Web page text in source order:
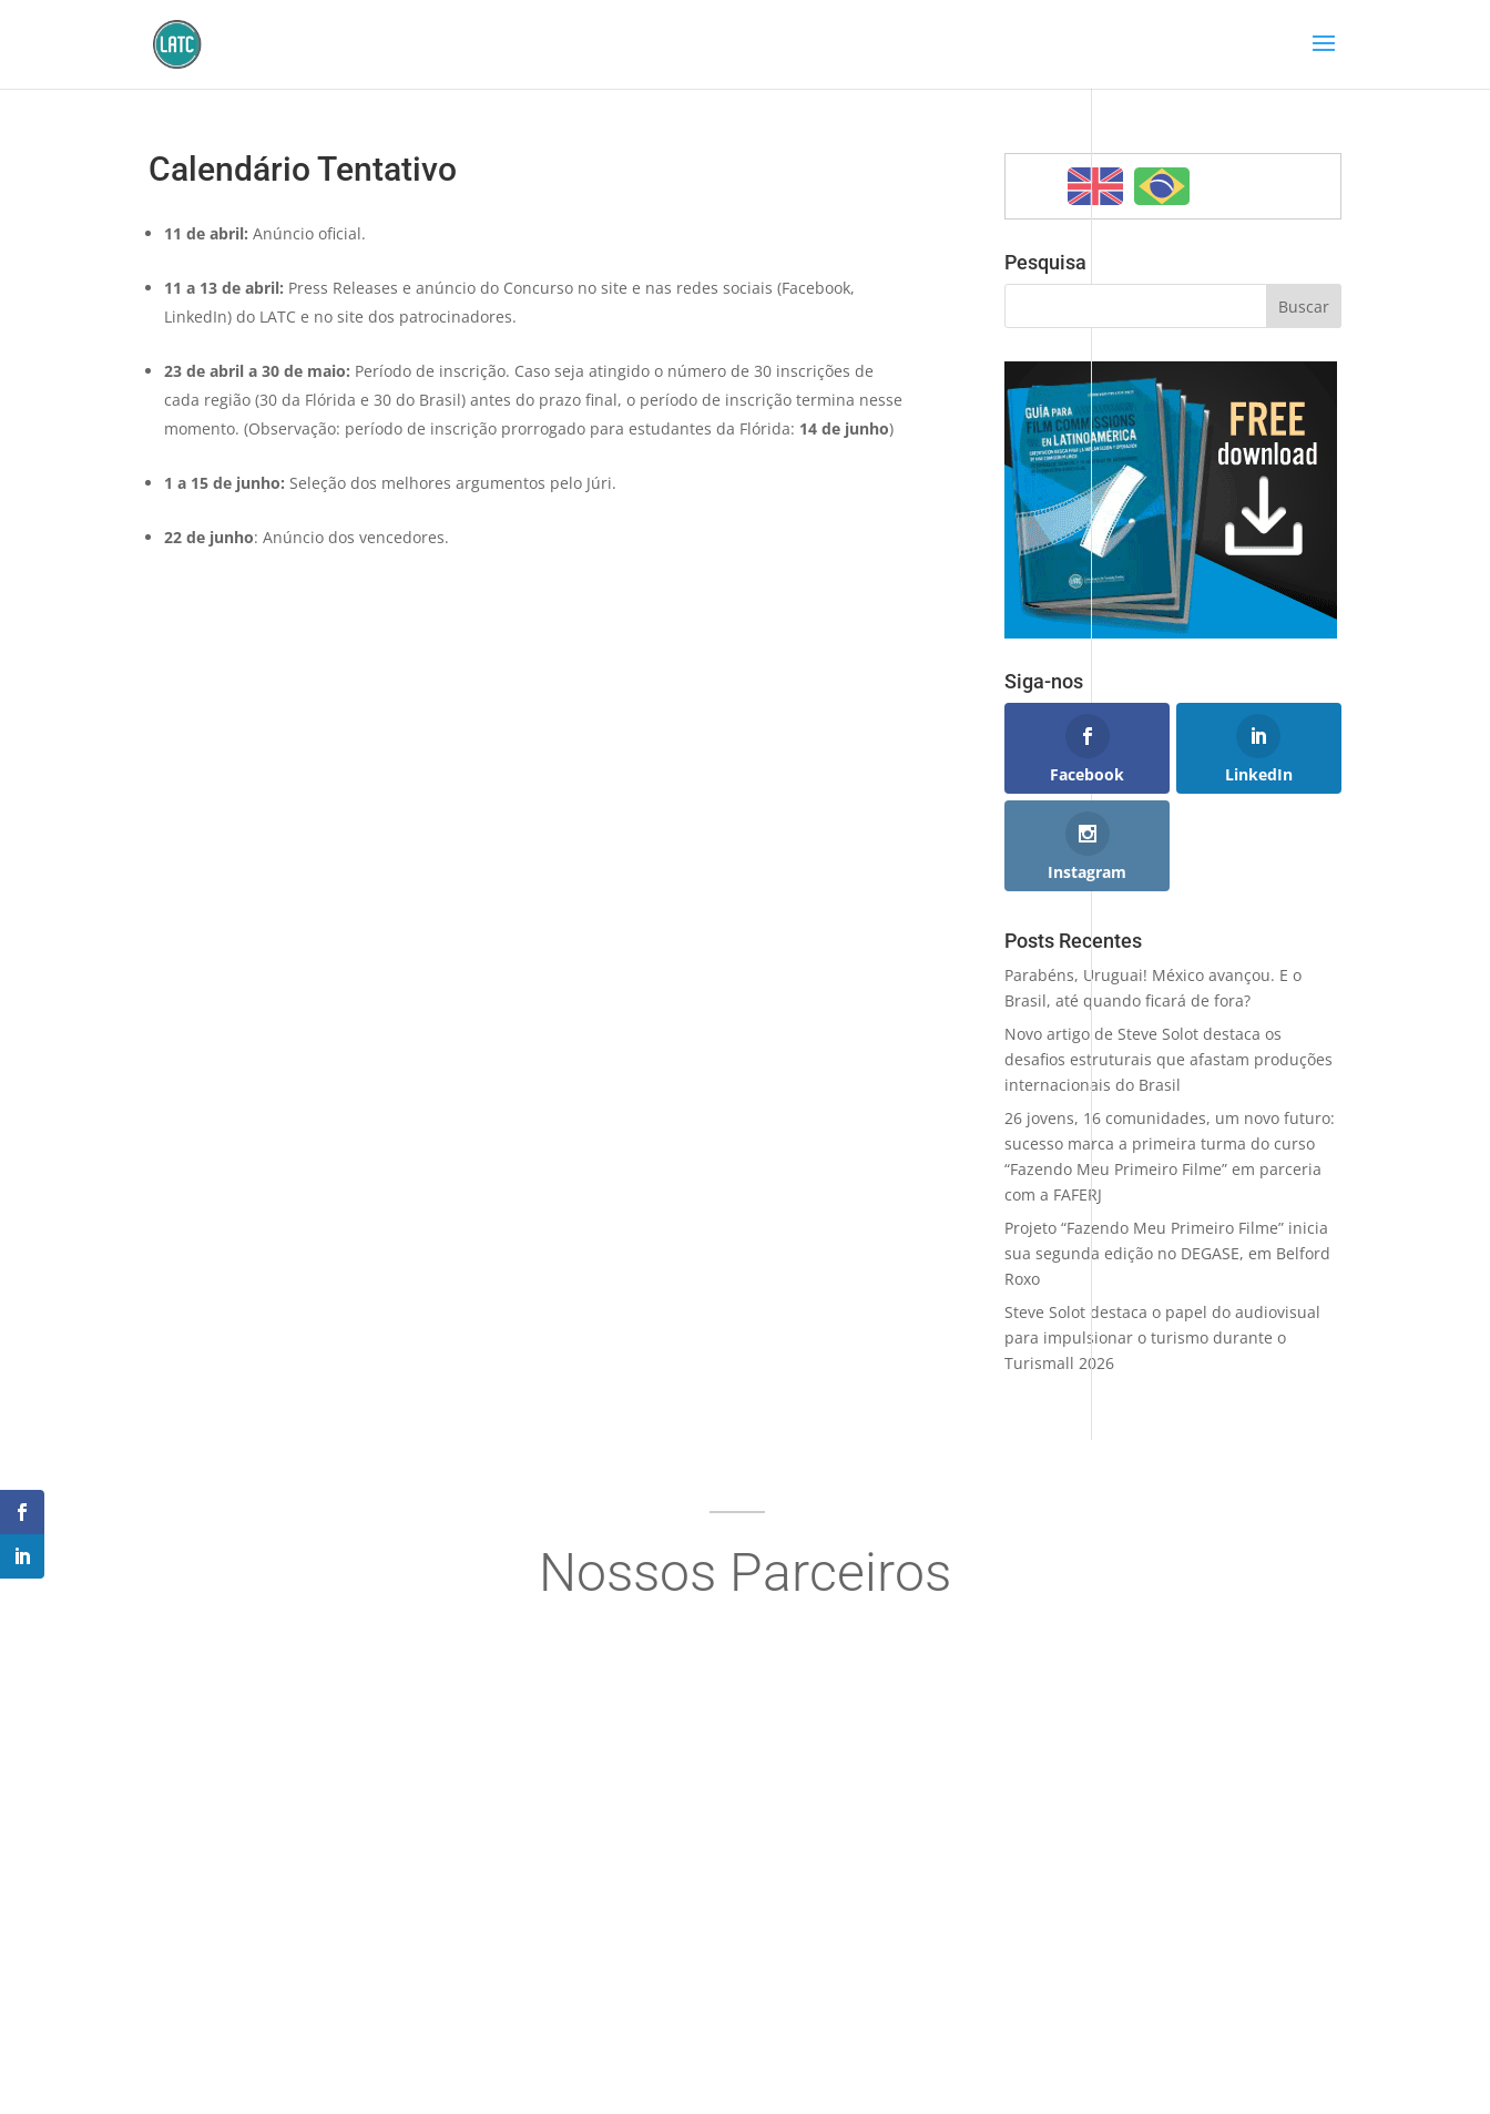
Calendário Tentativo
11 de abril: Anúncio oficial.
11 a 13 de abril: Press Releases e anúncio do Concurso no site e nas redes sociais (Facebook,
LinkedIn) do LATC e no site dos patrocinadores.
23 de abril a 30 de maio: Período de inscrição. Caso seja atingido o número de 30 inscrições de
cada região (30 da Flórida e 30 do Brasil) antes do prazo final, o período de inscrição termina nesse
momento. (Observação: período de inscrição prorrogado para estudantes da Flórida: 14 de junho)
1 a 15 de junho:Seleção dos melhores argumentos pelo Júri.
22 de junho: Anúncio dos vencedores.
Pesquisa
Siga-nos
Facebook LinkedIn
Instagram
Posts Recentes
Parabéns, Uruguai! México avançou. E o
Brasil, até quando ficará de fora?
Novo artigo de Steve Solot destaca os
desafios estruturais que afastam produções
internacionais do Brasil
26 jovens, 16 comunidades, um novo futuro:
sucesso marca a primeira turma do curso
“Fazendo Meu Primeiro Filme” em parceria
com a FAFERJ
Projeto “Fazendo Meu Primeiro Filme” inicia
sua segunda edição no DEGASE, em Belford
Roxo
Steve Solot destaca o papel do audiovisual
para impulsionar o turismo durante o
Turismall 2026
Nossos Parceiros